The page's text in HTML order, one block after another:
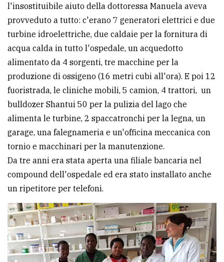
l'insostituibile aiuto della dottoressa Manuela aveva
provveduto a tutto: c'erano 7 generatori elettrici e due
turbine idroelettriche, due caldaie per la fornitura di
acqua calda in tutto l'ospedale, un acquedotto
alimentato da 4 sorgenti, tre macchine per la
produzione di ossigeno (16 metri cubi all'ora). E poi 12
fuoristrada, le cliniche mobili, 5 camion, 4 trattori, un
bulldozer Shantui 50 per la pulizia del lago che
alimenta le turbine, 2 spaccatronchi per la legna, un
garage, una falegnameria e un'officina meccanica con
tornio e macchinari per la manutenzione.
Da tre anni era stata aperta una filiale bancaria nel
compound dell'ospedale ed era stato installato anche
un ripetitore per telefoni.